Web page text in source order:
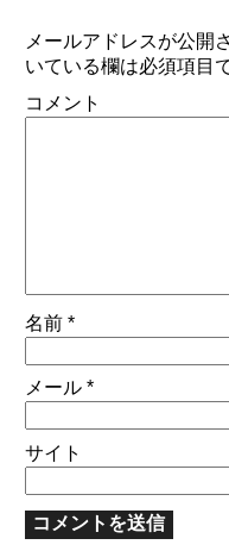
メールアドレスが公開
いている欄は必須項目
コメント
名前 *
メール *
サイト